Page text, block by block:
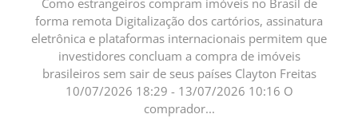
Como estrangeiros compram imóveis no Brasil de
forma remota Digitalização dos cartórios, assinatura
eletrônica e plataformas internacionais permitem que
investidores concluam a compra de imóveis
brasileiros sem sair de seus países Clayton Freitas
10/07/2026 18:29 - 13/07/2026 10:16 O
comprador...